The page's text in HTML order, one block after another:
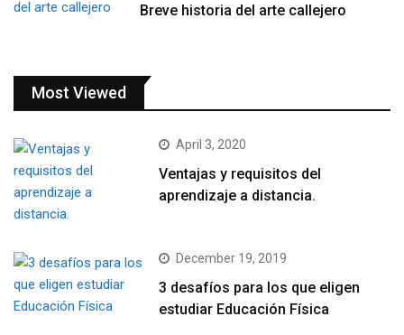
Breve historia del arte callejero
Most Viewed
April 3, 2020
Ventajas y requisitos del
aprendizaje a distancia.
December 19, 2019
3 desafíos para los que eligen
estudiar Educación Física